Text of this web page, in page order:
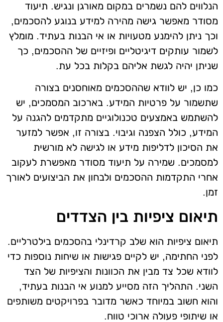
הנלווים להם נשמרים במקום מאורגן ונגיש. תיעוד
מסודר מאפשר גישה מהירה למידע בנוגע להסכמים,
וכך ניתן להימנע מטעויות או אי הבנות בעתיד. מומלץ
לשמור עותקים דיגיטליים ופיזיים של ההסכמים, כך
שניתן יהיה לגשת אליהם בקלות בכל עת.
כמו כן, יש לוודא שההסכמים מאוחסנים בצורה
שתשמור על פרטיות המידע. בארכוב המסמכים, יש
להשתמש באמצעים טכנולוגיים מתקדמים להגנה על
המידע, כולל הצפנה וגיבוי. בצורה זו, אפשר למזער
את הסיכון לדליפות מידע או לגישה לא מורשית
למסמכים. שמירה על תיעוד מסודר מאפשרת לעקוב
אחרי התקדמות ההסכמים ולבחון את הביצועים לאורך
זמן.
תיאום ציפיות בין הצדדים
תיאום ציפיות הוא שלב קרדינלי בהסכמים בילטרליים.
לפני החתימה, יש לקיים פגישות או שיחות נוספות כדי
לוודא שכל צד מבין את הכוונות והציפיות של הצד
השני. התהליך הזה מסייע למנוע אי הבנות בעתיד,
והוא חשוב במיוחד כאשר מדובר בפרויקטים משותפים
או שיתופי פעולה ארוכי טווח.